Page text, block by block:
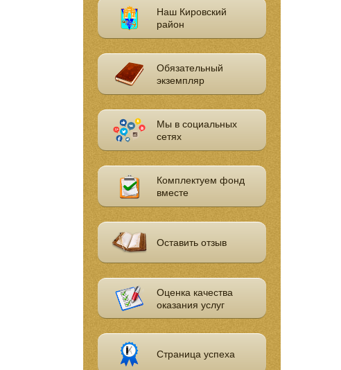
Наш Кировский
район
Обязательный
экземпляр
Мы в социальных
сетях
Комплектуем фонд
вместе
Оставить отзыв
Оценка качества
оказания услуг
Страница успеха